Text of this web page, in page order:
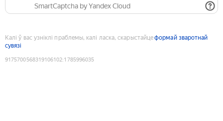
SmartCaptcha by Yandex Cloud
Калі ў вас узніклі праблемы, калі ласка, скарыстайцеформай зваротнай
сувязі
9175700568319106102:1785996035